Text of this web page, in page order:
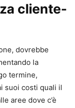
cliente-
dovrebbe
la
termine,
suoi costi quali il
aree dove c’è